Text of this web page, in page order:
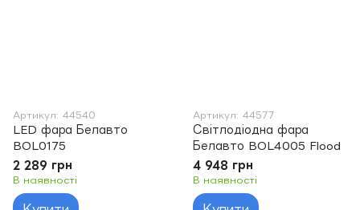
Артикул: 44540
LED фара Белавто
BOL0175
2 289 грн
В наявності
Артикул: 44577
Світлодіодна фара
Белавто BOL4005 Flood
4 948 грн
В наявності